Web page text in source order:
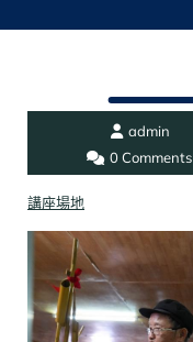
admin
0 Comments
講座場地